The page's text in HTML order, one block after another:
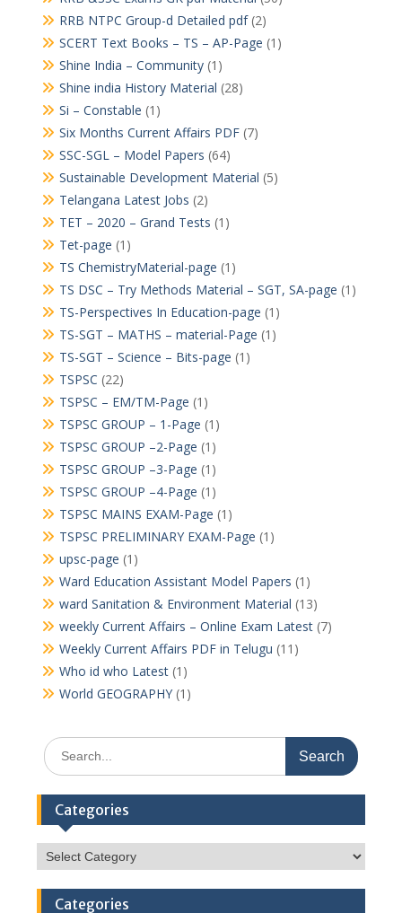
RRB NTPC Group-d Detailed pdf(2)
SCERT Text Books – TS – AP-Page (1)
Shine India – Community(1)
Shine india History Material (28)
Si – Constable (1)
Six Months Current Affairs PDF(7)
SSC-SGL – Model Papers (64)
Sustainable Development Material (5)
Telangana Latest Jobs (2)
TET – 2020 – Grand Tests (1)
Tet-page (1)
TS ChemistryMaterial-page (1)
TS DSC – Try Methods Material – SGT, SA-page (1)
TS-Perspectives In Education-page (1)
TS-SGT – MATHS – material-Page (1)
TS-SGT – Science – Bits-page (1)
TSPSC (22)
TSPSC – EM/TM-Page (1)
TSPSC GROUP – 1-Page (1)
TSPSC GROUP –2-Page (1)
TSPSC GROUP –3-Page (1)
TSPSC GROUP –4-Page (1)
TSPSC MAINS EXAM-Page (1)
TSPSC PRELIMINARY EXAM-Page (1)
upsc-page (1)
Ward Education Assistant Model Papers (1)
ward Sanitation & Environment Material (13)
weekly Current Affairs – Online Exam Latest(7)
Weekly Current Affairs PDF in Telugu (11)
Who id who Latest(1)
World GEOGRAPHY(1)
Search
for:
Categories
Categories
Categories